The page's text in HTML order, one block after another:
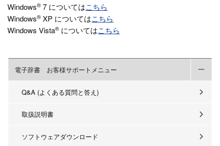
Windows® 7 についてはこちら
Windows® XP についてはこちら
Windows Vista® についてはこちら
電子辞書 お客様サポートメニュー
Q&A (よくある質問と答え)
取扱説明書
ソフトウェアダウンロード